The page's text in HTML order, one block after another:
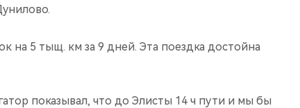
5 тыщ. км за 9 дней. Эта поездка достойна
показывал, что до Элисты 14 ч пути и мы бы